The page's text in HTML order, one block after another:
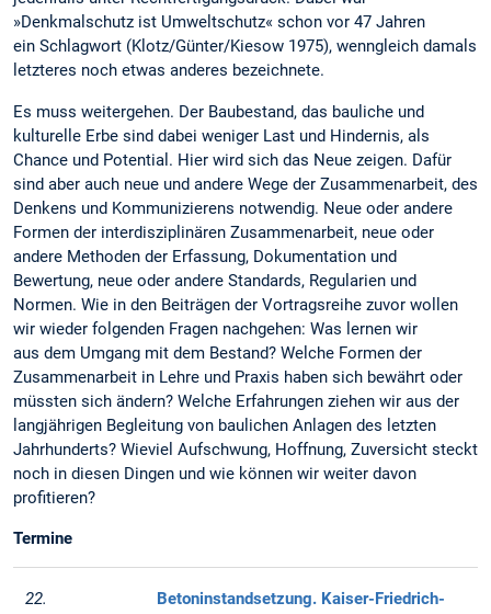
»Denkmalschutz ist Umweltschutz« schon vor 47 Jahren
ein Schlagwort (Klotz/Günter/Kiesow 1975), wenngleich damals
letzteres noch etwas anderes bezeichnete.
Es muss weitergehen. Der Baubestand, das bauliche und
kulturelle Erbe sind dabei weniger Last und Hindernis, als
Chance und Potential. Hier wird sich das Neue zeigen. Dafür
sind aber auch neue und andere Wege der Zusammenarbeit, des
Denkens und Kommunizierens notwendig. Neue oder andere
Formen der interdisziplinären Zusammenarbeit, neue oder
andere Methoden der Erfassung, Dokumentation und
Bewertung, neue oder andere Standards, Regularien und
Normen. Wie in den Beiträgen der Vortragsreihe zuvor wollen
wir wieder folgenden Fragen nachgehen: Was lernen wir
aus dem Umgang mit dem Bestand? Welche Formen der
Zusammenarbeit in Lehre und Praxis haben sich bewährt oder
müssten sich ändern? Welche Erfahrungen ziehen wir aus der
langjährigen Begleitung von baulichen Anlagen des letzten
Jahrhunderts? Wieviel Aufschwung, Hoffnung, Zuversicht steckt
noch in diesen Dingen und wie können wir weiter davon
profitieren?
Termine
22.
Betoninstandsetzung. Kaiser-Friedrich-